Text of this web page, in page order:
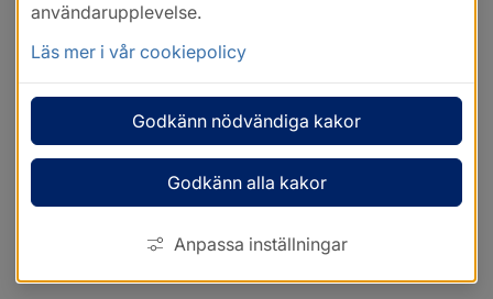
användarupplevelse.
Läs mer i vår cookiepolicy
Godkänn nödvändiga kakor
Godkänn alla kakor
Anpassa inställningar